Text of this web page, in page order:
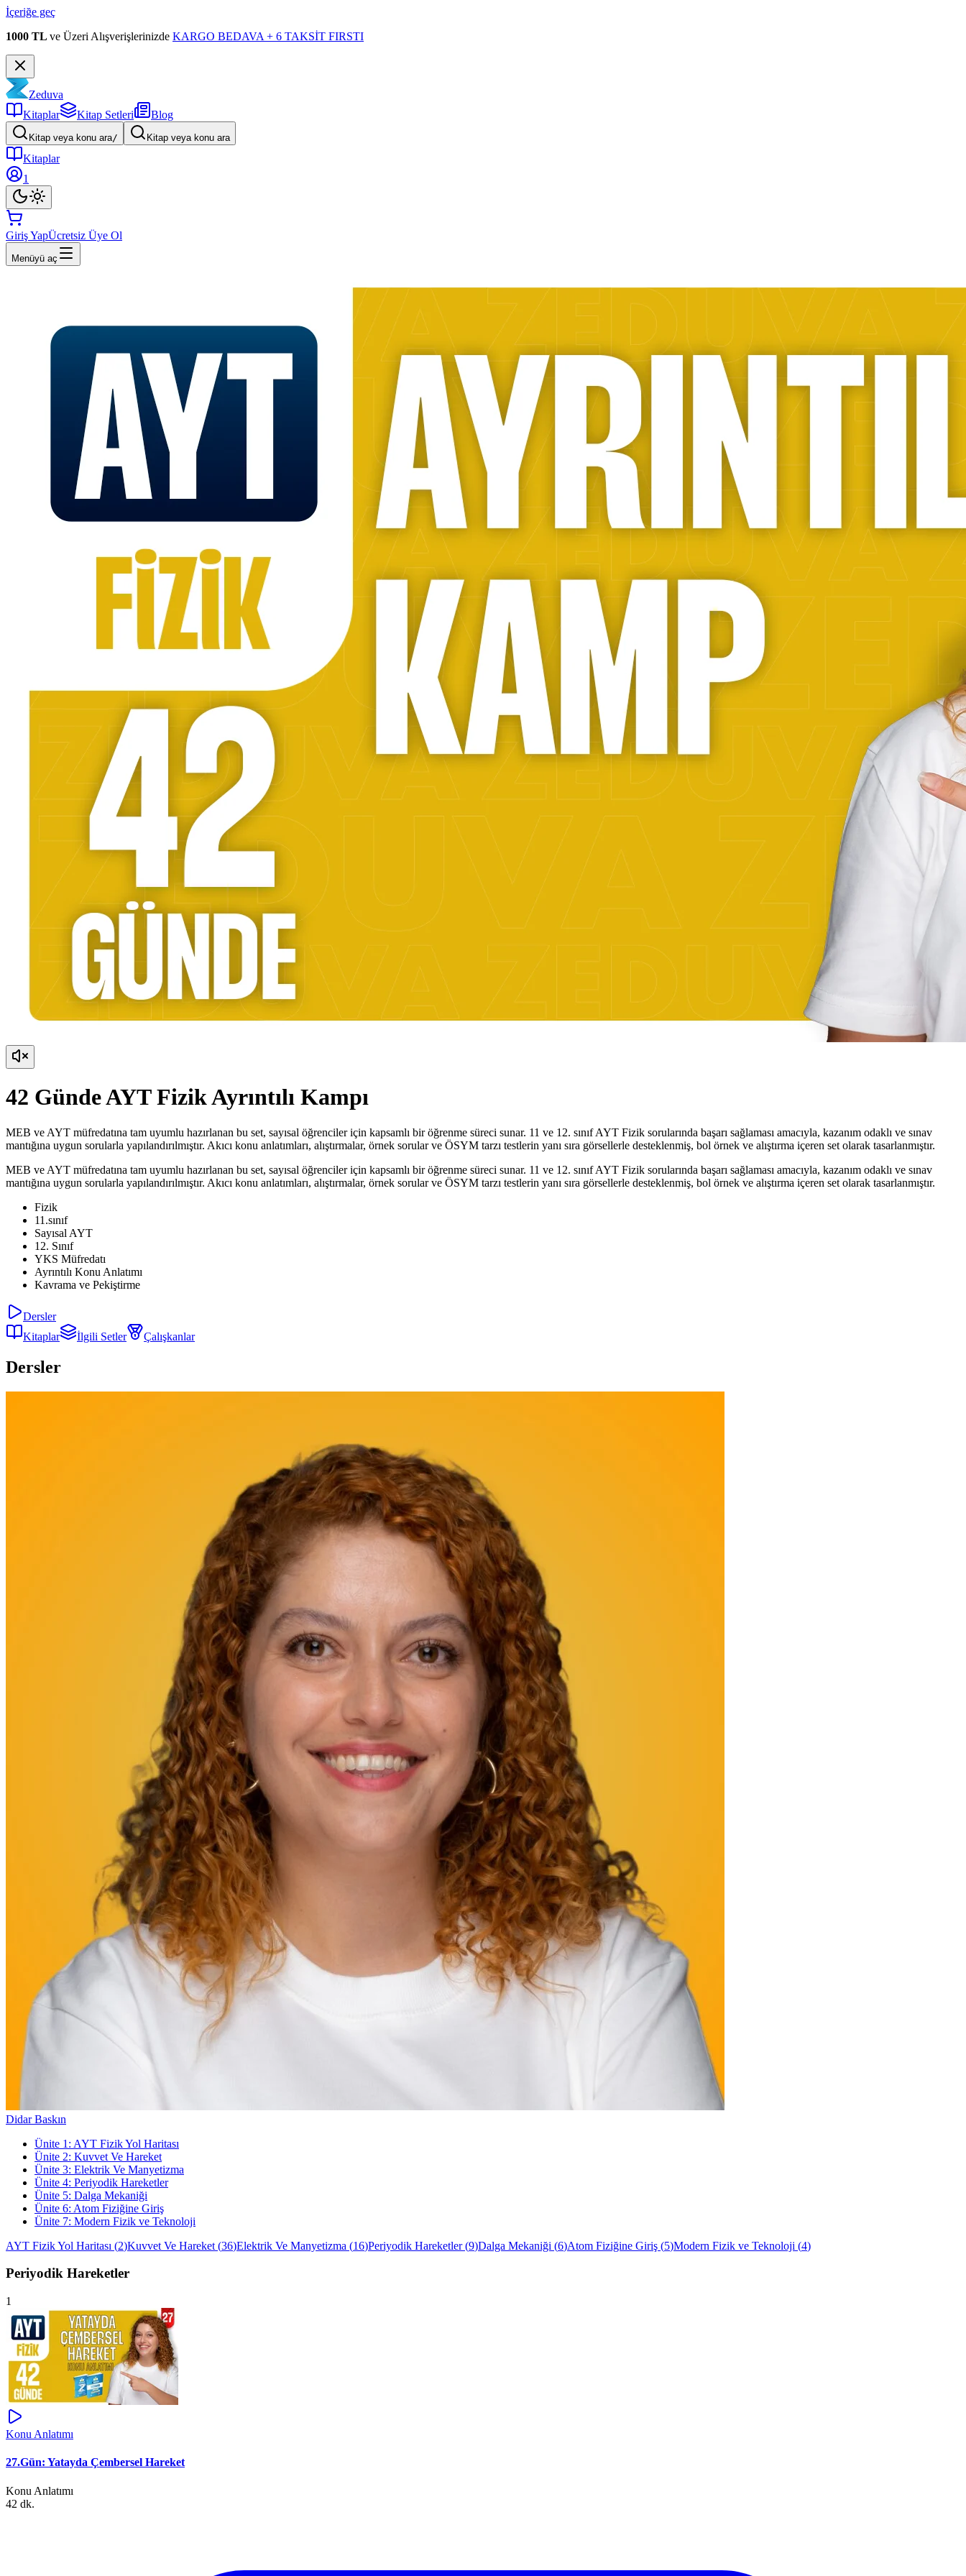
İçeriğe geç
1000 TL ve Üzeri Alışverişlerinizde KARGO BEDAVA + 6 TAKSİT FIRSTI
Zeduva
Kitaplar
Kitap Setleri Blog
Kitap veya konu ara/ Kitap veya konu ara
Kitaplar
1
Giriş YapÜcretsiz Üye Ol
Menüyü aç
42 Günde AYT Fizik Ayrıntılı Kampı
MEB ve AYT müfredatına tam uyumlu hazırlanan bu set, sayısal öğrenciler için kapsamlı bir öğrenme süreci sunar. 11 ve 12. sınıf AYT Fizik sorularında başarı sağlaması amacıyla, kazanım odaklı ve sınav
mantığına uygun sorularla yapılandırılmıştır. Akıcı konu anlatımları, alıştırmalar, örnek sorular ve ÖSYM tarzı testlerin yanı sıra görsellerle desteklenmiş, bol örnek ve alıştırma içeren set olarak tasarlanmıştır.
MEB ve AYT müfredatına tam uyumlu hazırlanan bu set, sayısal öğrenciler için kapsamlı bir öğrenme süreci sunar. 11 ve 12. sınıf AYT Fizik sorularında başarı sağlaması amacıyla, kazanım odaklı ve sınav
mantığına uygun sorularla yapılandırılmıştır. Akıcı konu anlatımları, alıştırmalar, örnek sorular ve ÖSYM tarzı testlerin yanı sıra görsellerle desteklenmiş, bol örnek ve alıştırma içeren set olarak tasarlanmıştır.
Fizik
11.sınıf
Sayısal AYT
12. Sınıf
YKS Müfredatı
Ayrıntılı Konu Anlatımı
Kavrama ve Pekiştirme
Dersler
Kitaplar
İlgili Setler Çalışkanlar
Dersler
Didar Baskın
Ünite 1 : AYT Fizik Yol Haritası
Ünite 2: Kuvvet Ve Hareket
Ünite 3: Elektrik Ve Manyetizma
Ünite 4: Periyodik Hareketler
Ünite 5: Dalga Mekaniği
Ünite 6: Atom Fiziğine Giriş
Ünite 7: Modern Fizik ve Teknoloji
AYT Fizik Yol Haritası (2)Kuvvet Ve Hareket (36)Elektrik Ve Manyetizma (16)Periyodik Hareketler(9)Dalga Mekaniği (6)Atom Fiziğine Giriş (5)Modern Fizik ve Teknoloji (4)
Periyodik Hareketler
1
Konu Anlatımı
27.Gün: Yatayda Çembersel Hareket
Konu Anlatımı
42 dk.